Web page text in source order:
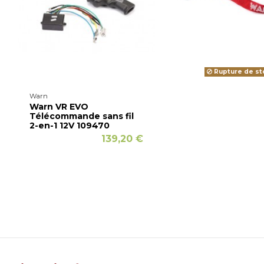
Warn
Warn VR EVO
Télécommande sans fil
2-en-1 12V 109470
139,20 €
Rupture de